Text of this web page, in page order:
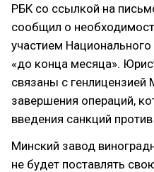
РБК со ссылкой на
сообщил о
участием
«до конца месяца».
связаны с
завершения операций,
введения санкций
Минский завод
не будет поставлять